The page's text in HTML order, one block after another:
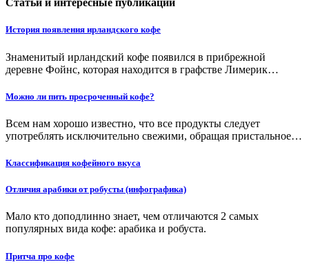
Статьи и интересные публикации
История появления ирландского кофе
Знаменитый ирландский кофе появился в прибрежной
деревне Фойнс, которая находится в графстве Лимерик…
Можно ли пить просроченный кофе?
Всем нам хорошо известно, что все продукты следует
употреблять исключительно свежими, обращая пристальное…
Классификация кофейного вкуса
Отличия арабики от робусты (инфографика)
Мало кто доподлинно знает, чем отличаются 2 самых
популярных вида кофе: арабика и робуста.
Притча про кофе